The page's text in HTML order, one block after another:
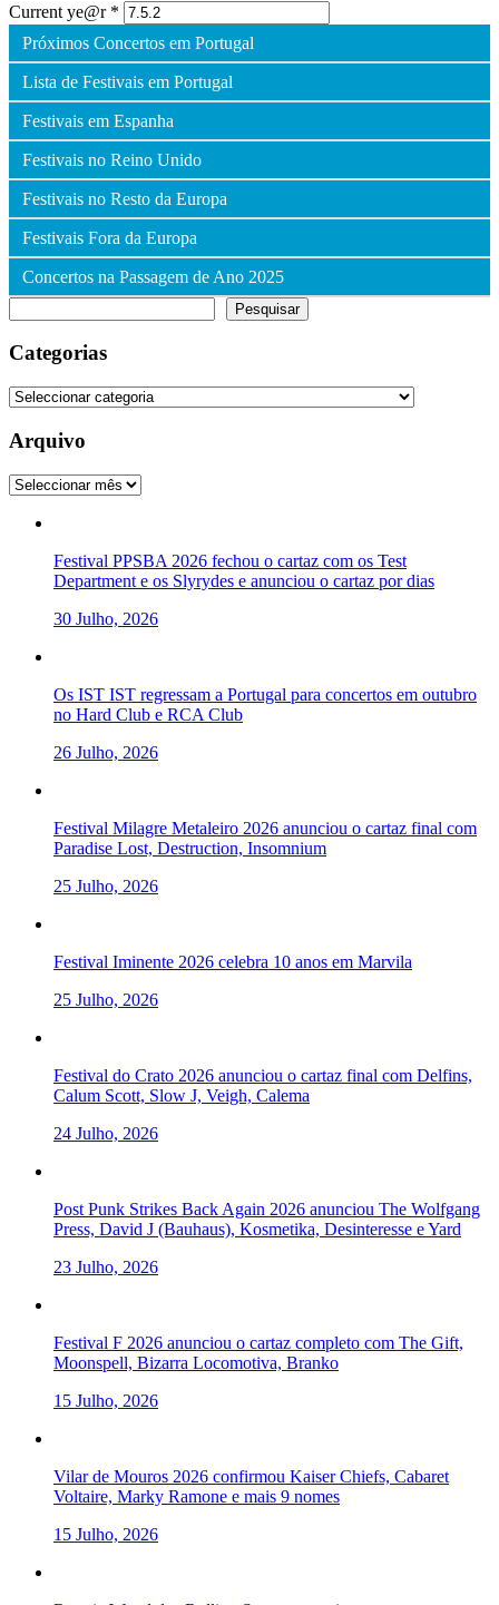
Current ye@r *
Próximos Concertos em Portugal
Lista de Festivais em Portugal
Festivais em Espanha
Festivais no Reino Unido
Festivais no Resto da Europa
Festivais Fora da Europa
Concertos na Passagem de Ano 2025
Pesquisar
Categorias
Categorias
Arquivo
Arquivo
Festival PPSBA 2026 fechou o cartaz com os Test
Department e os Slyrydes e anunciou o cartaz por dias
30 Julho, 2026
Os IST IST regressam a Portugal para concertos em outubro
no Hard Club e RCA Club
26 Julho, 2026
Festival Milagre Metaleiro 2026 anunciou o cartaz final com
Paradise Lost, Destruction, Insomnium
25 Julho, 2026
Festival Iminente 2026 celebra 10 anos em Marvila
25 Julho, 2026
Festival do Crato 2026 anunciou o cartaz final com Delfins,
Calum Scott, Slow J, Veigh, Calema
24 Julho, 2026
Post Punk Strikes Back Again 2026 anunciou The Wolfgang
Press, David J (Bauhaus), Kosmetika, Desinteresse e Yard
23 Julho, 2026
Festival F 2026 anunciou o cartaz completo com The Gift,
Moonspell, Bizarra Locomotiva, Branko
15 Julho, 2026
Vilar de Mouros 2026 confirmou Kaiser Chiefs, Cabaret
Voltaire, Marky Ramone e mais 9 nomes
15 Julho, 2026